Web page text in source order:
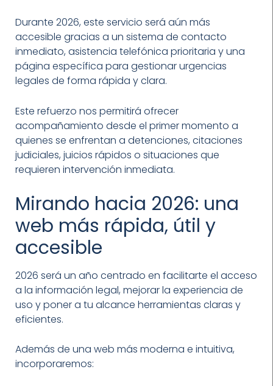
Durante 2026, este servicio será aún más
accesible gracias a un sistema de contacto
inmediato, asistencia telefónica prioritaria y una
página específica para gestionar urgencias
legales de forma rápida y clara.
Este refuerzo nos permitirá ofrecer
acompañamiento desde el primer momento a
quienes se enfrentan a detenciones, citaciones
judiciales, juicios rápidos o situaciones que
requieren intervención inmediata.
Mirando hacia 2026: una
web más rápida, útil y
accesible
2026 será un año centrado en facilitarte el acceso
a la información legal, mejorar la experiencia de
uso y poner a tu alcance herramientas claras y
eficientes.
Además de una web más moderna e intuitiva,
incorporaremos: